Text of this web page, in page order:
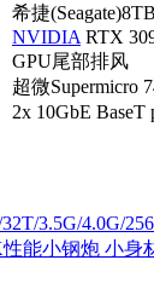
希捷
NVIDIA RTX
GPU尾部排风
超微Supermicro
2x 10GbE
3.5G/4.0G/
性能小钢炮 小身